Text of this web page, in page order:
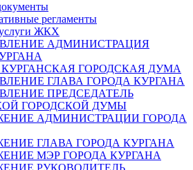
регламенты
ЖКХ
АДМИНИСТРАЦИЯ
ГОРОДСКАЯ ДУМА
ГЛАВА ГОРОДА КУРГАНА
ПРЕДСЕДАТЕЛЬ
ГОРОДСКОЙ ДУМЫ
АДМИНИСТРАЦИИ ГОРОДА
ГЛАВА ГОРОДА КУРГАНА
МЭР ГОРОДА КУРГАНА
РУКОВОДИТЕЛЬ